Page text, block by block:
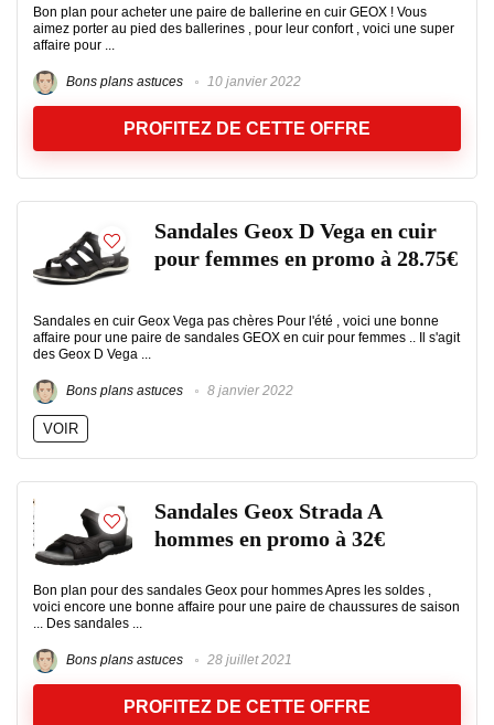
Bon plan pour acheter une paire de ballerine en cuir GEOX ! Vous
aimez porter au pied des ballerines , pour leur confort , voici une super
affaire pour ...
Bons plans astuces 10 janvier 2022
PROFITEZ DE CETTE OFFRE
Sandales Geox D Vega en cuir
pour femmes en promo à 28.75€
Sandales en cuir Geox Vega pas chères Pour l'été , voici une bonne
affaire pour une paire de sandales GEOX en cuir pour femmes .. Il s'agit
des Geox D Vega ...
Bons plans astuces 8 janvier 2022
VOIR
Sandales Geox Strada A
hommes en promo à 32€
Bon plan pour des sandales Geox pour hommes Apres les soldes ,
voici encore une bonne affaire pour une paire de chaussures de saison
... Des sandales ...
Bons plans astuces 28 juillet 2021
PROFITEZ DE CETTE OFFRE